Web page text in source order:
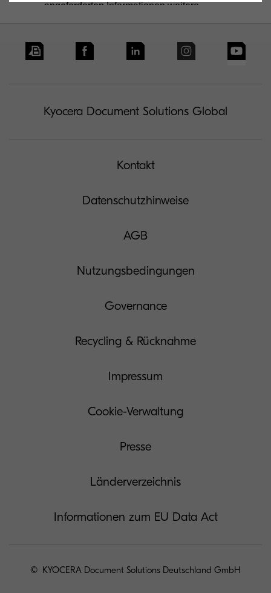
Kyocera Document Solutions Global
Kontakt
Datenschutzhinweise
AGB
Nutzungsbedingungen
Governance
Recycling & Rücknahme
Impressum
Cookie-Verwaltung
Presse
Länderverzeichnis
Informationen zum EU Data Act
© KYOCERA Document Solutions Deutschland GmbH